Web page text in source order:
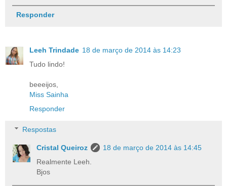
Responder
Leeh Trindade 18 de março de 2014 às 14:23
Tudo lindo!
beeeijos,
Miss Sainha
Responder
Respostas
Cristal Queiroz
18 de março de 2014 às 14:45
Realmente Leeh.
Bjos